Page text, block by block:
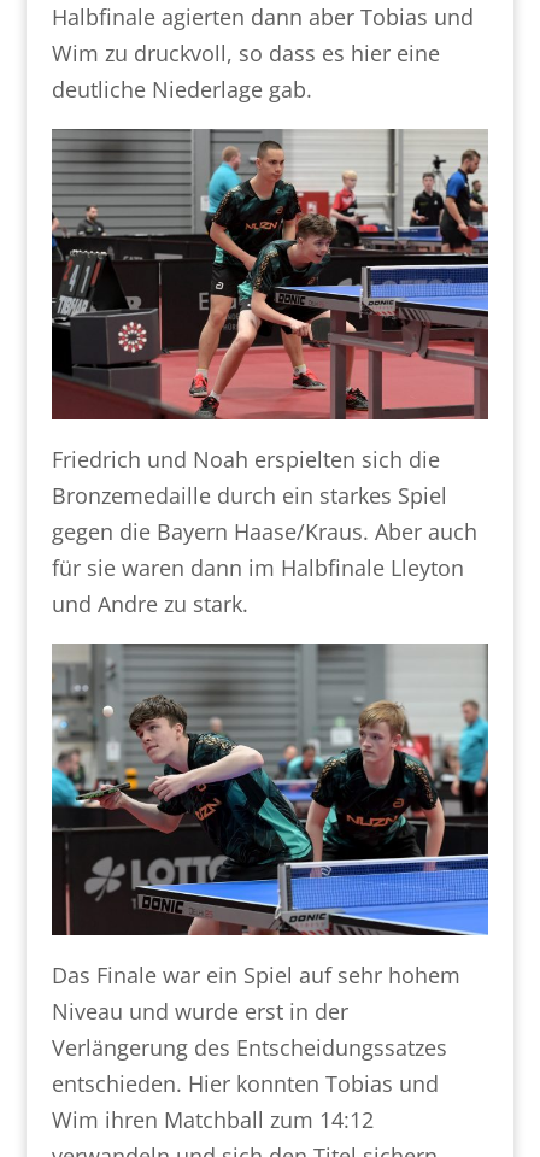
Halbfinale agierten dann aber Tobias und
Wim zu druckvoll, so dass es hier eine
deutliche Niederlage gab.
Friedrich und Noah erspielten sich die
Bronzemedaille durch ein starkes Spiel
gegen die Bayern Haase/Kraus. Aber auch
für sie waren dann im Halbfinale Lleyton
und Andre zu stark.
Das Finale war ein Spiel auf sehr hohem
Niveau und wurde erst in der
Verlängerung des Entscheidungssatzes
entschieden. Hier konnten Tobias und
Wim ihren Matchball zum 14:12